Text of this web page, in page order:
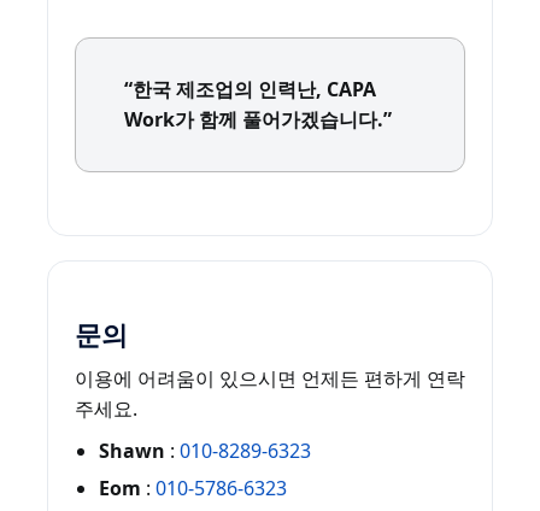
“한국 제조업의 인력난, CAPA
Work가 함께 풀어가겠습니다.”
문의
이용에 어려움이 있으시면 언제든 편하게 연락
주세요.
Shawn : 010-8289-6323
Eom : 010-5786-6323